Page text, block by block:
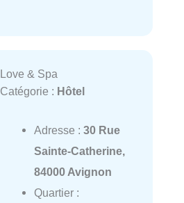
Love & Spa
Catégorie : Hôtel
Adresse : 30 Rue
Sainte-Catherine,
84000 Avignon
Quartier :